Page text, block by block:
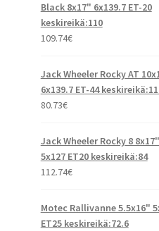
Black 8x17" 6x139.7 ET-20
keskireikä:110
109.74€
Jack Wheeler Rocky AT
6x139.7 ET-44
80.73€
Jack Wheeler Rocky 8 8x17"
5x127 ET20 keskireikä:84
112.74€
Motec Rallivanne 5.5x16"
ET25 keskireikä:72.6